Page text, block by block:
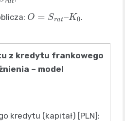
O= a 0 .
z kredytu frankowego
– model
kredytu (kapitał) [PLN]: